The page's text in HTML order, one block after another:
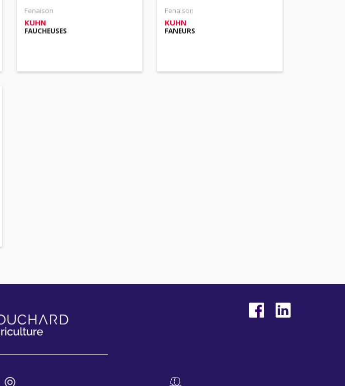
Fenaison
KUHN
FAUCHEUSES
Fenaison
KUHN
FANEURS